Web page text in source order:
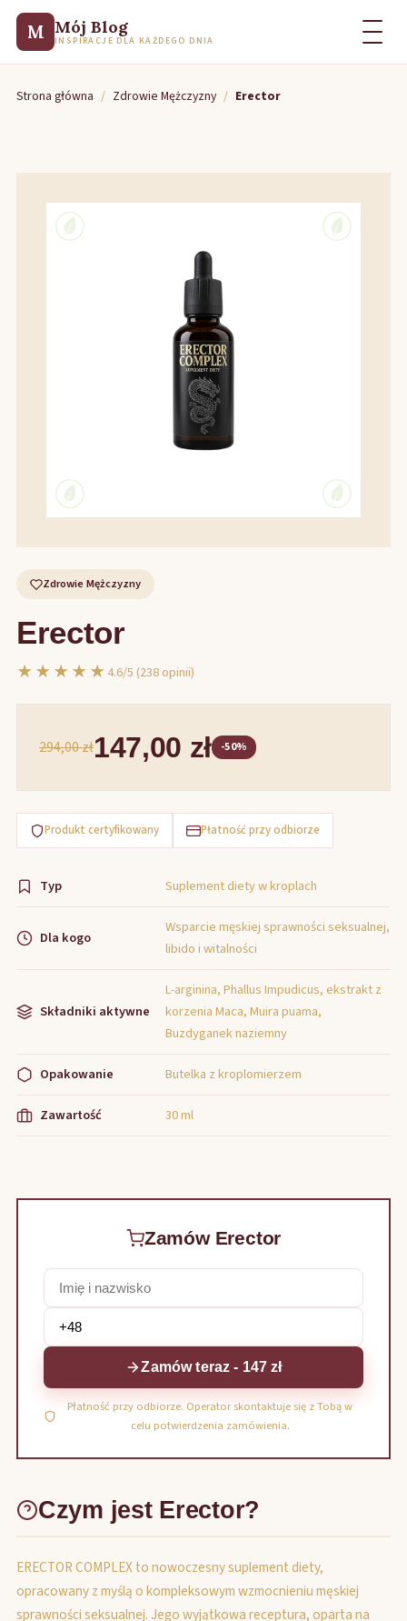
M Mój Blog
INSPIRACJE DLA KAŻDEGO DNIA
Strona główna / Zdrowie Mężczyzny / Erector
Zdrowie Mężczyzny
Erector
★★★★★4.6/5 (238 opinii)
294,00 zł147,00 zł -50%
Produkt certyfikowany Płatność przy odbiorze
Typ Suplement diety w kroplach
Dla kogo
Wsparcie męskiej sprawności seksualnej,
libido i witalności
Składniki aktywne
L-arginina, Phallus Impudicus, ekstrakt z
korzenia Maca, Muira puama,
Buzdyganek naziemny
Opakowanie Butelka z kroplomierzem
Zawartość 30 ml
Zamów Erector
Zamów teraz - 147 zł
Płatność przy odbiorze. Operator skontaktuje się z Tobą w
celu potwierdzenia zamówienia.
Czym jest Erector?
ERECTOR COMPLEX to nowoczesny suplement diety,
opracowany z myślą o kompleksowym wzmocnieniu męskiej
sprawności seksualnej. Jego wyjątkowa receptura, oparta na